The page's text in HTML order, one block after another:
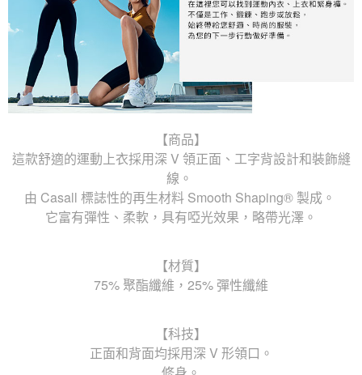
【商品】
這款舒適的運動上衣採用深 V 領正面、工字背設計和裝飾縫
線。
由 Casall 標誌性的再生材料 Smooth Shaping® 製成。
它富有彈性、柔軟，具有啞光效果，略帶光澤。
【材質】
75% 聚酯纖維，25% 彈性纖維
【科技】
正面和背面均採用深 V 形領口。